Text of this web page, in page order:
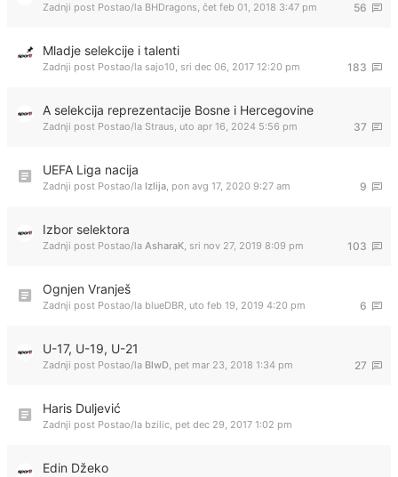
56
Zadnji post Postao/la BHDragons, čet feb 01, 2018 3:47 pm
Mladje selekcije i talenti
183
Zadnji post Postao/la sajo10, sri dec 06, 2017 12:20 pm
A selekcija reprezentacije Bosne i Hercegovine
37
Zadnji post Postao/la Straus, uto apr 16, 2024 5:56 pm
UEFA Liga nacija
9
Zadnji post Postao/la Izlija, pon avg 17, 2020 9:27 am
Izbor selektora
103
Zadnji post Postao/la AsharaK, sri nov 27, 2019 8:09 pm
Ognjen Vranješ
6
Zadnji post Postao/la blueDBR, uto feb 19, 2019 4:20 pm
U-17, U-19, U-21
27
Zadnji post Postao/la BlwD, pet mar 23, 2018 1:34 pm
Haris Duljević
Zadnji post Postao/la bzilic, pet dec 29, 2017 1:02 pm
Edin Džeko